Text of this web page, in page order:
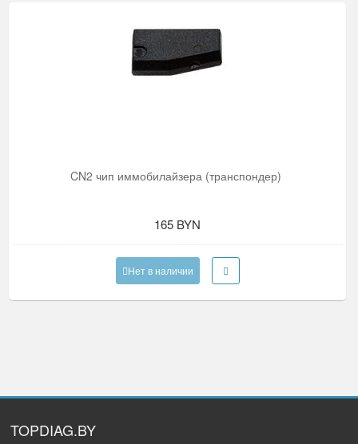
CN2 чип иммобилайзера (транспондер)
165 BYN
Нет в наличии
TOPDIAG.BY